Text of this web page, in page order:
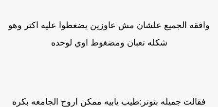
وافقه الجميع علشان مش عاوزين يضغطوا عليه اكتر وهو
شكله تعبان ومضغوط اوي لوحده
فقالت جميله بتوتر:طيب يابيه ممكن اروح الجامعه بكره